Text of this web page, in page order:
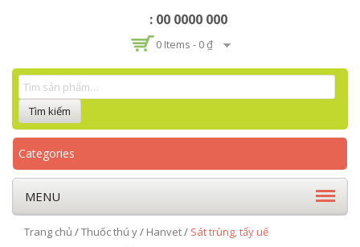
: 00 0000 000
0 Items - 0 ₫
Categories
MENU
Trang chủ /Thuốc thú y/ Hanvet/ Sát trùng, tẩy uế